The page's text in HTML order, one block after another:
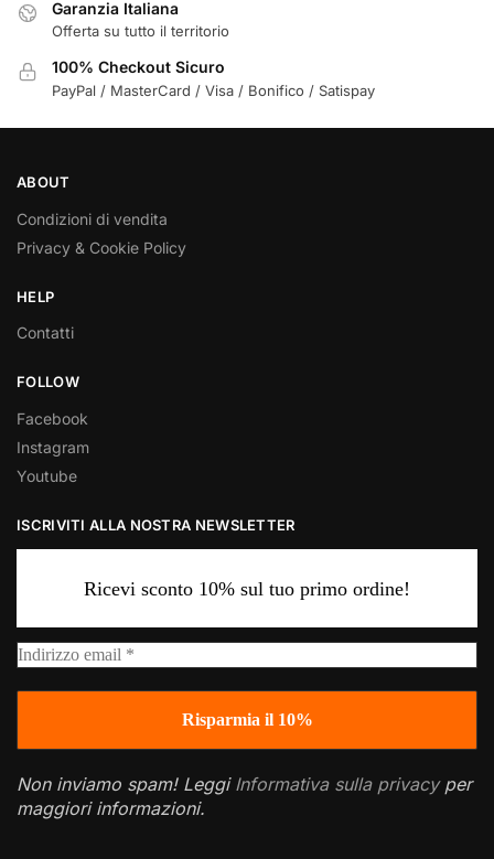
Garanzia Italiana
Offerta su tutto il territorio
100% Checkout Sicuro
PayPal / MasterCard / Visa / Bonifico / Satispay
ABOUT
Condizioni di vendita
Privacy & Cookie Policy
HELP
Contatti
FOLLOW
Facebook
Instagram
Youtube
ISCRIVITI ALLA NOSTRA NEWSLETTER
Ricevi sconto 10% sul tuo primo ordine!
Non inviamo spam! Leggi Informativa sulla privacyper
maggiori informazioni.